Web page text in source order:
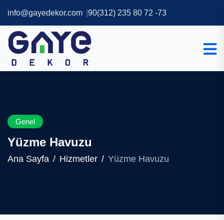
info@gayedekor.com 90(312) 235 80 72 -73
Genel
Yüzme Havuzu
Ana Sayfa Hizmetler Yüzme Havuzu